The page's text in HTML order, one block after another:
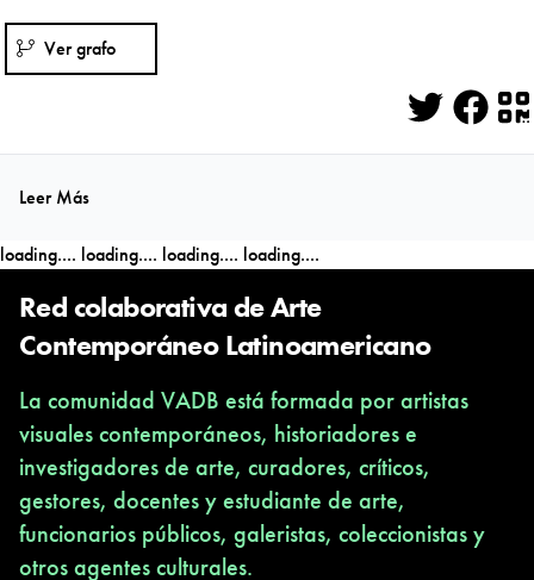
Ver grafo
Twitter
Leer Más
loading.... loading.... loading.... loading....
Red colaborativa de Arte
Contemporáneo Latinoamericano
La comunidad VADB está formada por artistas
visuales contemporáneos, historiadores e
investigadores de arte, curadores, críticos,
gestores, docentes y estudiante de arte,
funcionarios públicos, galeristas, coleccionistas y
otros agentes culturales.